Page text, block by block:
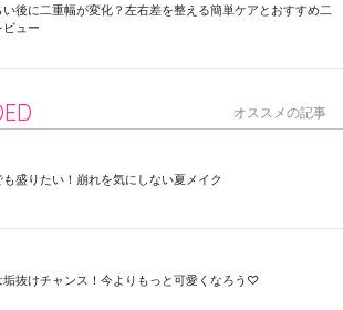
い後に二重幅が変化？左右差を整える簡単ケアとおすすめ二
ュー
オススメの記事
も盛りたい！崩れを気にしない夏メイク
垢抜けチャンス！今よりもっと可愛くなろう♡